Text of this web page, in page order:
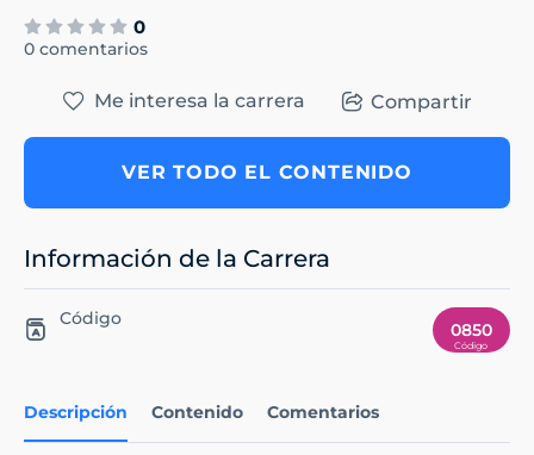
0
0 comentarios
Descripción Contenido Comentarios
Me interesa la carrera Compartir
VER TODO EL CONTENIDO
Información de la Carrera
Código
0850